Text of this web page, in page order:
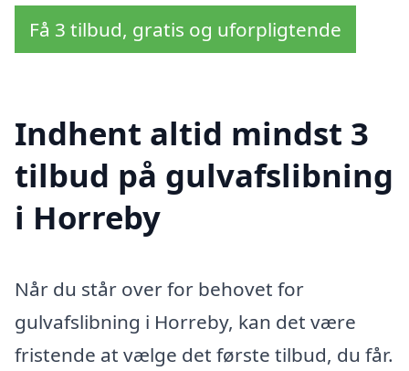
Få 3 tilbud, gratis og uforpligtende
Indhent altid mindst 3
tilbud på gulvafslibning
i Horreby
Når du står over for behovet for
gulvafslibning i Horreby, kan det være
fristende at vælge det første tilbud, du får.